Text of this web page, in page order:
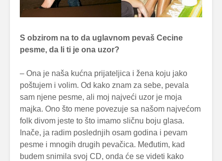
S obzirom na to da uglavnom pevaš Cecine
pesme, da li ti je ona uzor?
– Ona je naša kućna prijateljica i žena koju jako
poštujem i volim. Od kako znam za sebe, pevala
sam njene pesme, ali moj najveći uzor je moja
majka. Ono što mene povezuje sa našom najvećom
folk divom jeste to što imamo sličnu boju glasa.
Inače, ja radim poslednjih osam godina i pevam
pesme i mnogih drugih pevačica. Međutim, kad
budem snimila svoj CD, onda će se videti kako